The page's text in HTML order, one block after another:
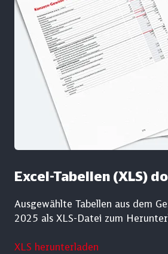
Excel-Tabellen (XLS)
Ausgewählte Tabellen aus dem
2025 als XLS-Datei zum
XLS herunterladen